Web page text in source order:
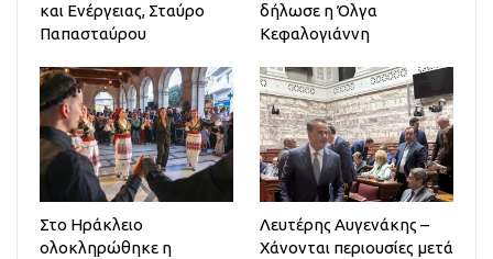
και Ενέργειας, Σταύρο
Παπασταύρου
δήλωσε η Όλγα
Κεφαλογιάννη
Στο Ηράκλειο
ολοκληρώθηκε η
Λευτέρης Αυγενάκης –
Χάνονται περιουσίες μετά